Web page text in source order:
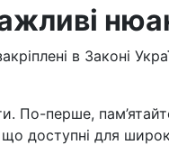
в Законі
По-перше,
доступні для